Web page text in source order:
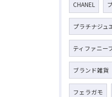
CHANEL
プラチナジュ
ティファニー
ブランド雑貨
フェラガモ